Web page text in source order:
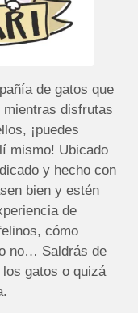
de gatos que
mientras disfrutas
¡puedes
mismo! Ubicado
y hecho con
bien y estén
de
cómo
no… Saldrás de
gatos o quizá